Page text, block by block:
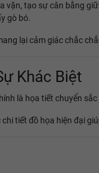
vặn, tạo sự cân bằng
gò bó.
lại cảm giác chắc
Khác Biệt
là họa tiết chuyển
tiết đồ họa hiện đại